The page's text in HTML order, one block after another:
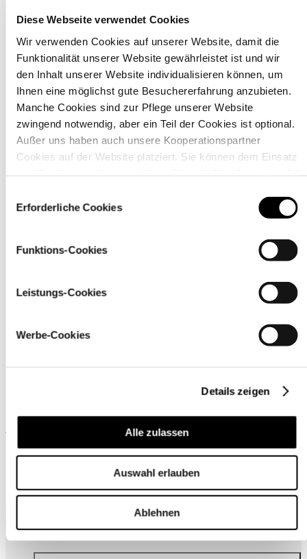
Diese Webseite verwendet Cookies
Wir verwenden Cookies auf unserer Website, damit die
Funktionalität unserer Website gewährleistet ist und wir
den Inhalt unserer Website individualisieren können, um
Ihnen eine möglichst gute Besuchererfahrung anzubieten.
Manche Cookies sind zur Pflege unserer Website
zwingend notwendig, aber ein Teil der Cookies ist optional.
Außer uns haben auch unsere Kooperationspartner
Cookies auf der Website platziert. Sie können dem Einsatz
über den Link „Cookie-Einstellungen
Erforderliche Cookies
Funktions-Cookies
Leistungs-Cookies
Werbe-Cookies
Details zeigen
Alle zulassen
Auswahl erlauben
Ablehnen
Details
Wird oft zusammen gekauft